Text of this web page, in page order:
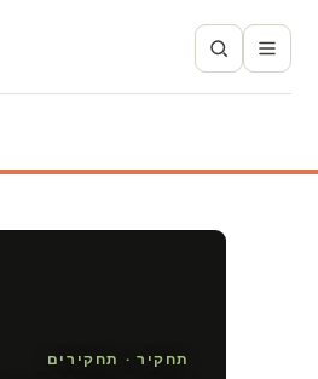
תחקיר · תחקירים